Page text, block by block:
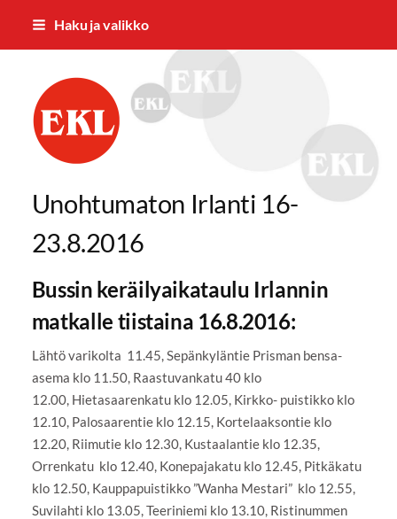
Siirry
Haku ja valikko
Vaasan Eläkkeensaajat ry
Unohtumaton Irlanti 16-
23.8.2016
Bussin keräilyaikataulu Irlannin
matkalle tiistaina 16.8.2016:
Lähtö varikolta 11.45, Sepänkyläntie Prisman bensa-
asema klo 11.50, Raastuvankatu 40 klo
12.00, Hietasaarenkatu klo 12.05, Kirkko- puistikko klo
12.10, Palosaarentie klo 12.15, Kortelaaksontie klo
12.20, Riimutie klo 12.30, Kustaalantie klo 12.35,
Orrenkatu klo 12.40, Konepajakatu klo 12.45, Pitkäkatu
klo 12.50, Kauppapuistikko ”Wanha Mestari” klo 12.55,
Suvilahti klo 13.05, Teeriniemi klo 13.10, Ristinummen